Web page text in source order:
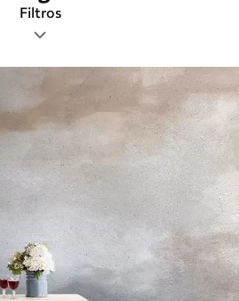
Filtros
de imagen
Degradado
Inteligente
todos los filtros